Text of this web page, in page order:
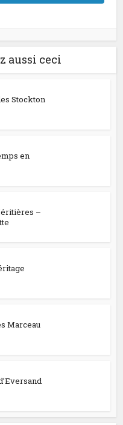
aussi ceci
Stockton
en
–
Marceau